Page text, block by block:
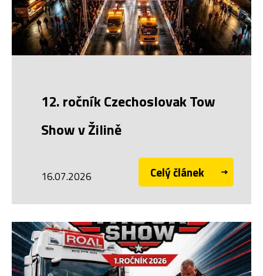
12. ročník Czechoslovak Tow
Show v Žilině
16.07.2026 Celý článek